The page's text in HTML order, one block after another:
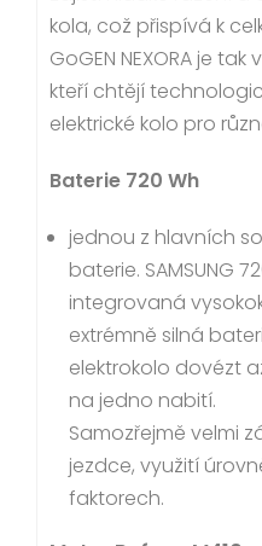
kola, což přispívá k
GoGEN NEXORA je
kteří chtějí
elektrické kolo pro
Baterie 720 Wh
jednou z hlavních
baterie. SAMSUNG
integrovaná
extrémně silná
elektrokolo dovézt
na jedno nabití.
Samozřejmě velmi
jezdce, využití
faktorech.